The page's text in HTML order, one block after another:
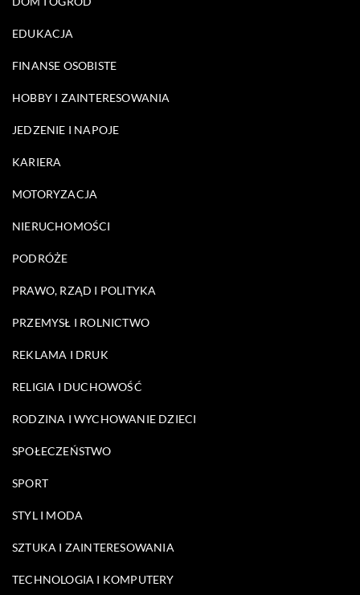
EDUKACJA
FINANSE OSOBISTE
HOBBY I ZAINTERESOWANIA
JEDZENIE I NAPOJE
KARIERA
MOTORYZACJA
NIERUCHOMOŚCI
PODRÓŻE
PRAWO, RZĄD I POLITYKA
PRZEMYSŁ I ROLNICTWO
REKLAMA I DRUK
RELIGIA I DUCHOWOŚĆ
RODZINA I WYCHOWANIE DZIECI
SPOŁECZEŃSTWO
SPORT
STYL I MODA
SZTUKA I ZAINTERESOWANIA
TECHNOLOGIA I KOMPUTERY